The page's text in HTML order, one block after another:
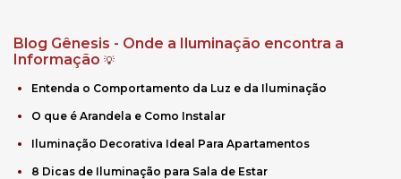
Blog Gênesis - Onde a Iluminação encontra a
Informação 💡
Entenda o Comportamento da Luz e da Iluminação
O que é Arandela e Como Instalar
Iluminação Decorativa Ideal Para Apartamentos
8 Dicas de Iluminação para Sala de Estar